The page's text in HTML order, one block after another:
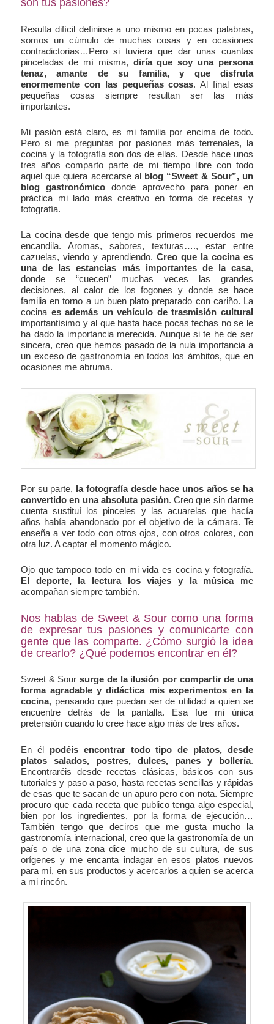
son tus pasiones?
Resulta difícil definirse a uno mismo en pocas palabras,
somos un cúmulo de muchas cosas y en ocasiones
contradictorias…Pero si tuviera que dar unas cuantas
pinceladas de mí misma, diría que soy una persona
tenaz, amante de su familia, y que disfruta
enormemente con las pequeñas cosas. Al final esas
pequeñas cosas siempre resultan ser las más
importantes.
Mi pasión está claro, es mi familia por encima de todo.
Pero si me preguntas por pasiones más terrenales, la
cocina y la fotografía son dos de ellas. Desde hace unos
tres años comparto parte de mi tiempo libre con todo
aquel que quiera acercarse al blog “Sweet & Sour”, un
blog gastronómico donde aprovecho para poner en
práctica mi lado más creativo en forma de recetas y
fotografía.
La cocina desde que tengo mis primeros recuerdos me
encandila. Aromas, sabores, texturas…., estar entre
cazuelas, viendo y aprendiendo. Creo que la cocina es
una de las estancias más importantes de la casa,
donde se “cuecen” muchas veces las grandes
decisiones, al calor de los fogones y donde se hace
familia en torno a un buen plato preparado con cariño. La
cocina es además un vehículo de trasmisión cultural
importantísimo y al que hasta hace pocas fechas no se le
ha dado la importancia merecida. Aunque si te he de ser
sincera, creo que hemos pasado de la nula importancia a
un exceso de gastronomía en todos los ámbitos, que en
ocasiones me abruma.
Por su parte, la fotografía desde hace unos años se ha
convertido en una absoluta pasión. Creo que sin darme
cuenta sustituí los pinceles y las acuarelas que hacía
años había abandonado por el objetivo de la cámara. Te
enseña a ver todo con otros ojos, con otros colores, con
otra luz. A captar el momento mágico.
Ojo que tampoco todo en mi vida es cocina y fotografía.
El deporte, la lectura los viajes y la músicame
acompañan siempre también.
Nos hablas de Sweet & Sour como una forma
de expresar tus pasiones y comunicarte con
gente que las comparte. ¿Cómo surgió la idea
de crearlo? ¿Qué podemos encontrar en él?
Sweet & Soursurge de la ilusión por compartir de una
forma agradable y didáctica mis experimentos en la
cocina, pensando que puedan ser de utilidad a quien se
encuentre detrás de la pantalla. Esa fue mi única
pretensión cuando lo cree hace algo más de tres años.
En él podéis encontrar todo tipo de platos, desde
platos salados, postres, dulces, panes y bollería.
Encontraréis desde recetas clásicas, básicos con sus
tutoriales y paso a paso, hasta recetas sencillas y rápidas
de esas que te sacan de un apuro pero con nota. Siempre
procuro que cada receta que publico tenga algo especial,
bien por los ingredientes, por la forma de ejecución…
También tengo que deciros que me gusta mucho la
gastronomía internacional, creo que la gastronomía de un
país o de una zona dice mucho de su cultura, de sus
orígenes y me encanta indagar en esos platos nuevos
para mí, en sus productos y acercarlos a quien se acerca
a mi rincón.